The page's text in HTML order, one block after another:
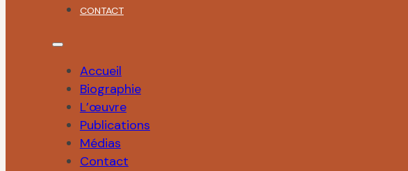
CONTACT
Accueil
Biographie
L’œuvre
Publications
Médias
Contact